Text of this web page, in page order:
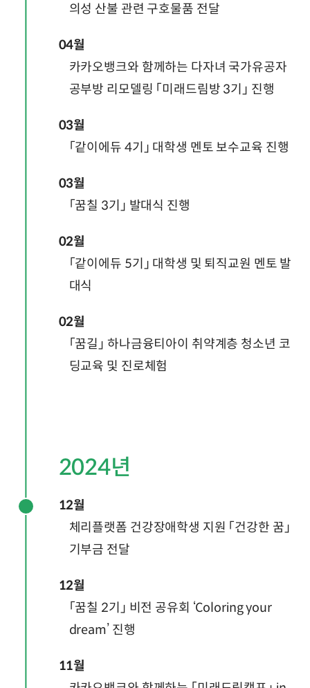
의성 산불 관련 구호물품 전달
04월
카카오뱅크와 함께하는 다자녀 국가유공자
공부방 리모델링 「미래드림방 3기」 진행
03월
「같이에듀 4기」 대학생 멘토 보수교육 진행
03월
「꿈칠 3기」 발대식 진행
02월
「같이에듀 5기」 대학생 및 퇴직교원 멘토 발
대식
02월
「꿈길」 하나금융티아이 취약계층 청소년 코
딩교육 및 진로체험
2024년
12월
체리플랫폼 건강장애학생 지원 「건강한 꿈」
기부금 전달
12월
「꿈칠 2기」 비전 공유회 ‘Coloring your
dream’ 진행
11월